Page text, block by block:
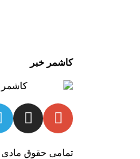
کاشمر خبر
تمامی حقوق مادی